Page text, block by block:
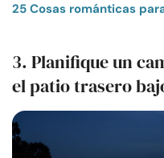
25 Cosas románticas
3. Planifique un
el patio trasero